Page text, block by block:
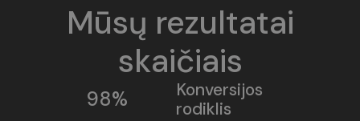
Mūsų rezultatai
skaičiais
98%
Konversijos
rodiklis